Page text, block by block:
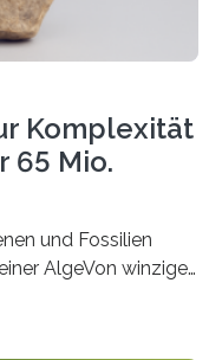
Komplexität
65 Mio.
und Fossilien
AlgeVon winzigen